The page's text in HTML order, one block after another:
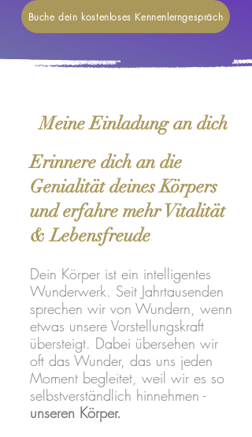
Buche dein kostenloses Kennenlerngespräch
Meine Einladung an dich
Erinnere dich an die
Genialität deines Körpers
und erfahre mehr Vitalität
& Lebensfreude
Dein Körper ist ein intelligentes
Wunderwerk. Seit Jahrtausenden
sprechen wir von Wundern, wenn
etwas unsere Vorstellungskraft
übersteigt. Dabei übersehen wir
oft das Wunder, das uns jeden
Moment begleitet, weil wir es so
selbstverständlich hinnehmen -
unseren Körper.